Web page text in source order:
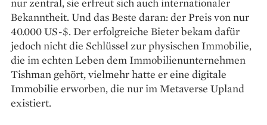
Bekanntheit. Und das Beste daran: der Preis von nur
40.000 US-$. Der erfolgreiche Bieter bekam dafür
jedoch nicht die Schlüssel zur physischen Immobilie,
die im echten Leben dem Immobilienunternehmen
Tishman gehört, vielmehr hatte er eine digitale
Immobilie erworben, die nur im Metaverse Upland
existiert.